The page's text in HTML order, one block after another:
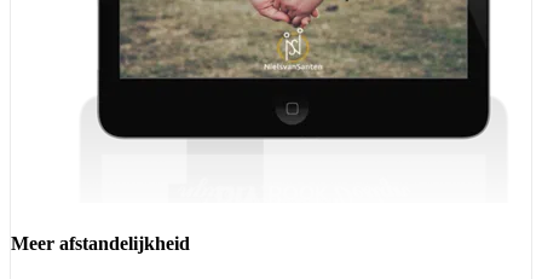
Meer afstandelijkheid